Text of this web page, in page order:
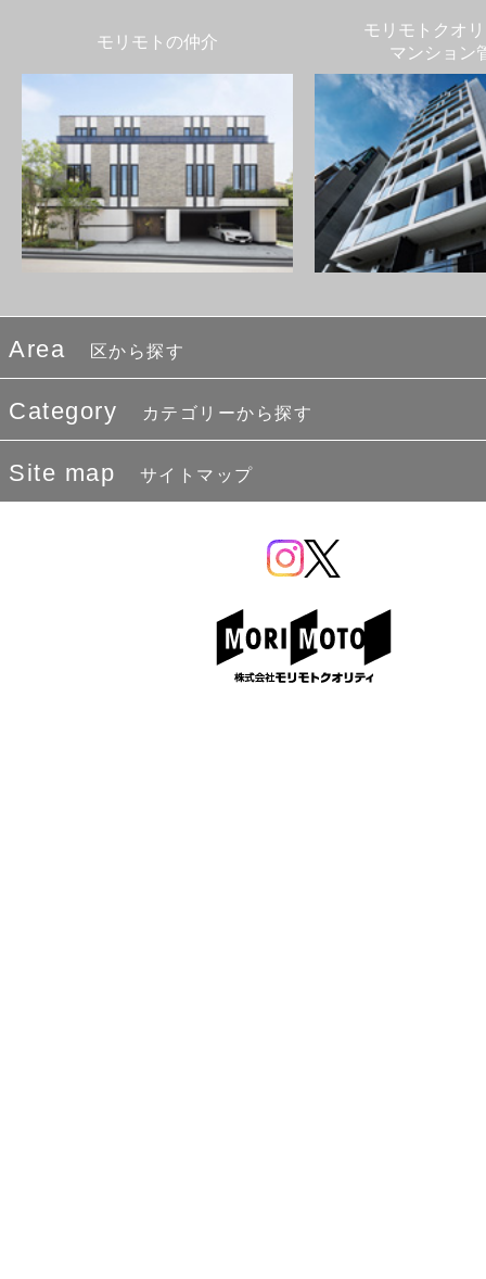
モリモトの仲介
モリモトクオ
マンション
Area 区から探す
Category カテゴリーから探す
Site map サイトマップ